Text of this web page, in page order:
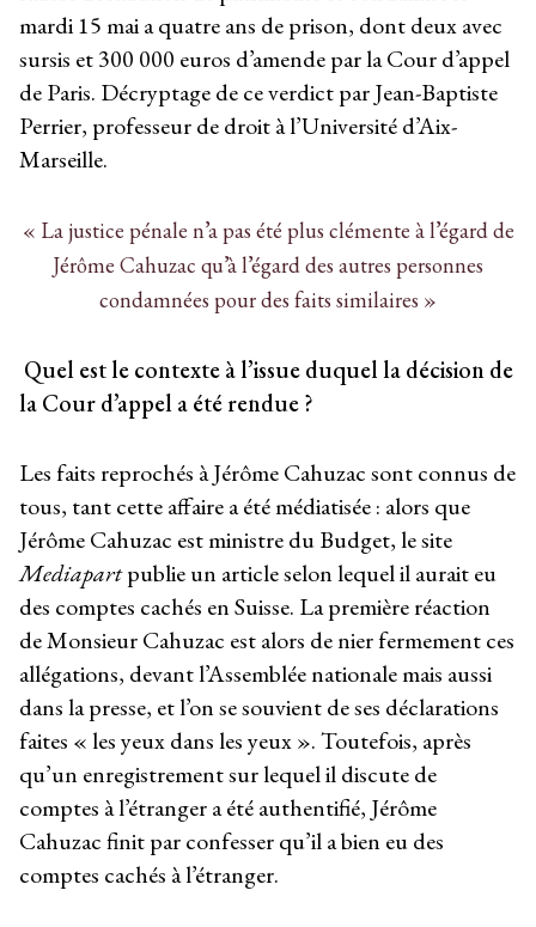
mardi 15 mai a quatre ans de prison, dont deux avec
sursis et 300 000 euros d’amende par la Cour d’appel
de Paris. Décryptage de ce verdict par Jean-Baptiste
Perrier, professeur de droit à l’Université d’Aix-
Marseille.
« La justice pénale n’a pas été plus clémente à l’égard de
Jérôme Cahuzac qu’à l’égard des autres personnes
condamnées pour des faits similaires »
Quel est le contexte à l’issue duquel la décision de
la Cour d’appel a été rendue ?
Les faits reprochés à Jérôme Cahuzac sont connus de
tous, tant cette affaire a été médiatisée : alors que
Jérôme Cahuzac est ministre du Budget, le site
Mediapartpublie un article selon lequel il aurait eu
des comptes cachés en Suisse. La première réaction
de Monsieur Cahuzac est alors de nier fermement ces
allégations, devant l’Assemblée nationale mais aussi
dans la presse, et l’on se souvient de ses déclarations
faites « les yeux dans les yeux ». Toutefois, après
qu’un enregistrement sur lequel il discute de
comptes à l’étranger a été authentifié, Jérôme
Cahuzac finit par confesser qu’il a bien eu des
comptes cachés à l’étranger.